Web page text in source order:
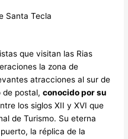
Santa Tecla
que visitan las Rias
la zona de
atracciones al sur de
de postal,conocido por su
los siglos XII y XVI que
de Turismo. Su eterna
la réplica de la